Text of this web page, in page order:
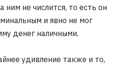
ним не числится, то есть он
и явно не мог
денег наличными.
удивление также и то,